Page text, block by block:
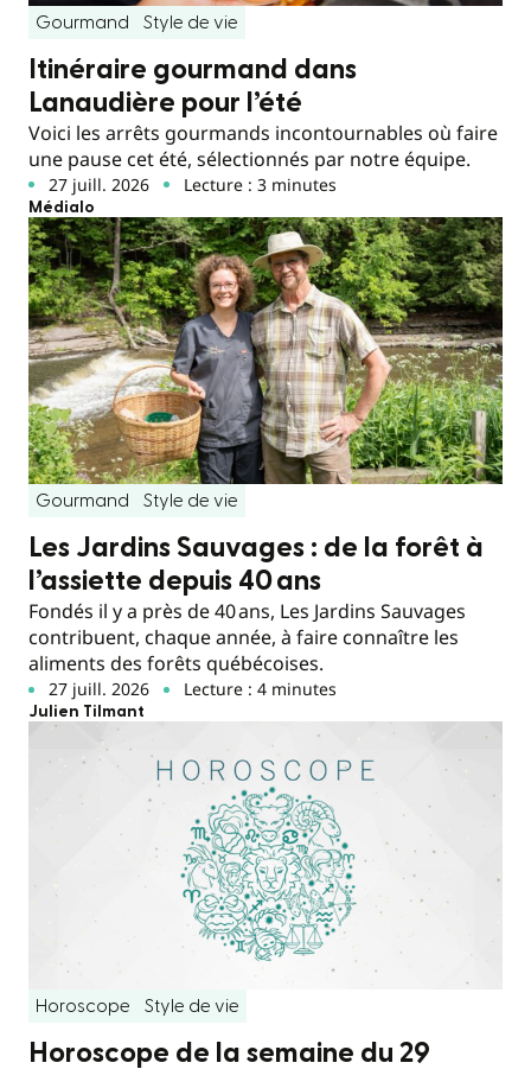
Gourmand Style de vie
Itinéraire gourmand dans
Lanaudière pour l’été
Voici les arrêts gourmands incontournables où faire
une pause cet été, sélectionnés par notre équipe.
27 juill. 2026 Lecture : 3 minutes
Médialo
Gourmand Style de vie
Les Jardins Sauvages : de la forêt à
l’assiette depuis 40 ans
Fondés il y a près de 40 ans, Les Jardins Sauvages
contribuent, chaque année, à faire connaître les
aliments des forêts québécoises.
27 juill. 2026 Lecture : 4 minutes
Julien Tilmant
Horoscope Style de vie
Horoscope de la semaine du 29